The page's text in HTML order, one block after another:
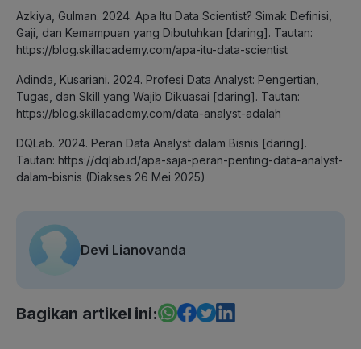
Azkiya, Gulman. 2024. Apa Itu Data Scientist? Simak Definisi,
Gaji, dan Kemampuan yang Dibutuhkan [daring]. Tautan:
https://blog.skillacademy.com/apa-itu-data-scientist
Adinda, Kusariani. 2024. Profesi Data Analyst: Pengertian,
Tugas, dan Skill yang Wajib Dikuasai [daring]. Tautan:
https://blog.skillacademy.com/data-analyst-adalah
DQLab. 2024. Peran Data Analyst dalam Bisnis [daring].
Tautan: https://dqlab.id/apa-saja-peran-penting-data-analyst-
dalam-bisnis (Diakses 26 Mei 2025)
Devi Lianovanda
Bagikan artikel ini: